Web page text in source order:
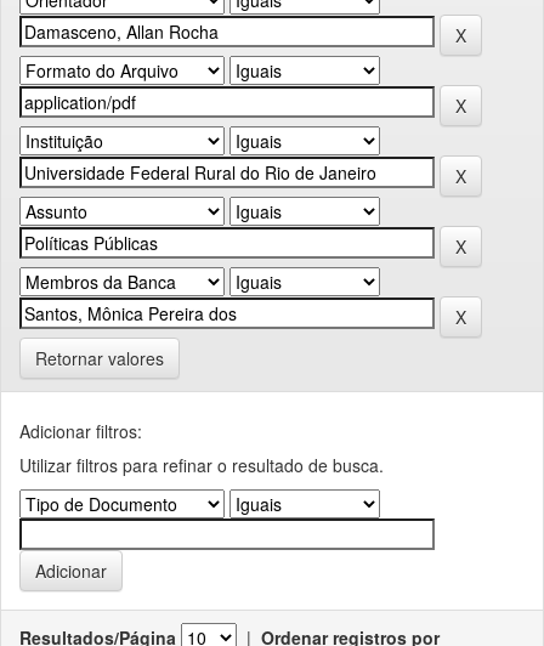
Retornar valores
Adicionar filtros:
Utilizar filtros para refinar o resultado de busca.
Resultados/Página | Ordenar registros por